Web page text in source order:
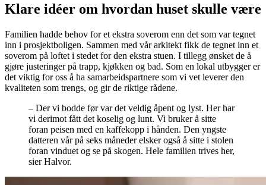
Klare idéer om hvordan huset skulle være
Familien hadde behov for et ekstra soverom enn det som var tegnet
inn i prosjektboligen. Sammen med vår arkitekt fikk de tegnet inn et
soverom på loftet i stedet for den ekstra stuen. I tillegg ønsket de å
gjøre justeringer på trapp, kjøkken og bad. Som en lokal utbygger er
det viktig for oss å ha samarbeidspartnere som vi vet leverer den
kvaliteten som trengs, og gir de riktige rådene.
– Der vi bodde før var det veldig åpent og lyst. Her har
vi derimot fått det koselig og lunt. Vi bruker å sitte
foran peisen med en kaffekopp i hånden. Den yngste
datteren vår på seks måneder elsker også å sitte i stolen
foran vinduet og se på skogen. Hele familien trives her,
sier Halvor.